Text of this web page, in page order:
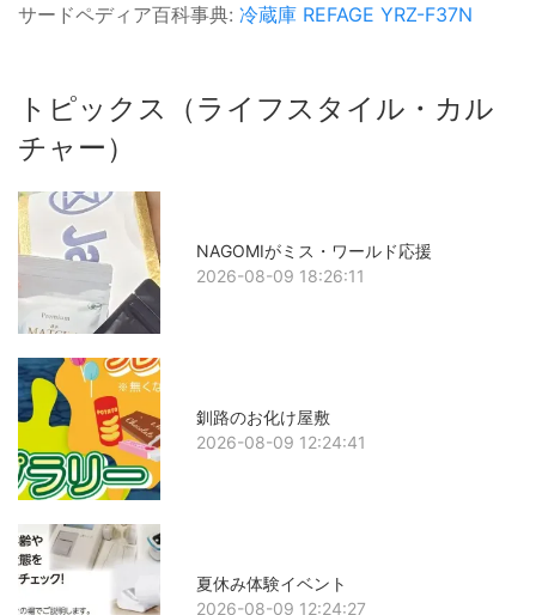
サードペディア百科事典: 冷蔵庫 REFAGE YRZ-F37N
トピックス（ライフスタイル・カル
チャー）
NAGOMIがミス・ワールド応援
2026-08-09 18:26:11
釧路のお化け屋敷
2026-08-09 12:24:41
夏休み体験イベント
2026-08-09 12:24:27